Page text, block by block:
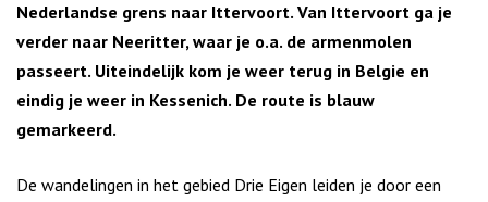
Nederlandse grens naar Ittervoort. Van Ittervoort ga je
verder naar Neeritter, waar je o.a. de armenmolen
passeert. Uiteindelijk kom je weer terug in Belgie en
eindig je weer in Kessenich. De route is blauw
gemarkeerd.
De wandelingen in het gebied Drie Eigen leiden je door een